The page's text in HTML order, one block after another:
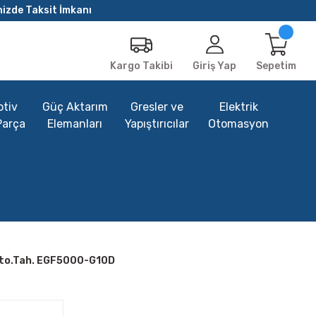
Taksit İmkanı
Kargo Takibi Giriş Yap Sepetim
Güç Aktarım
Elemanları
Gresler ve
Yapıştırıcılar
Elektrik
Otomasyon
EGF5000-G10D